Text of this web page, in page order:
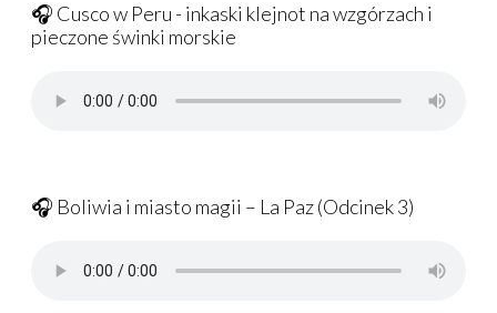
🎧 Cusco w Peru - inkaski klejnot na wzgórzach i
pieczone świnki morskie
🎧 Boliwia i miasto magii – La Paz (Odcinek 3)